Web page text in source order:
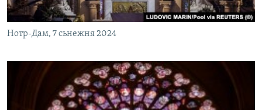
Нотр-Дам, 7 сьнежня 2024